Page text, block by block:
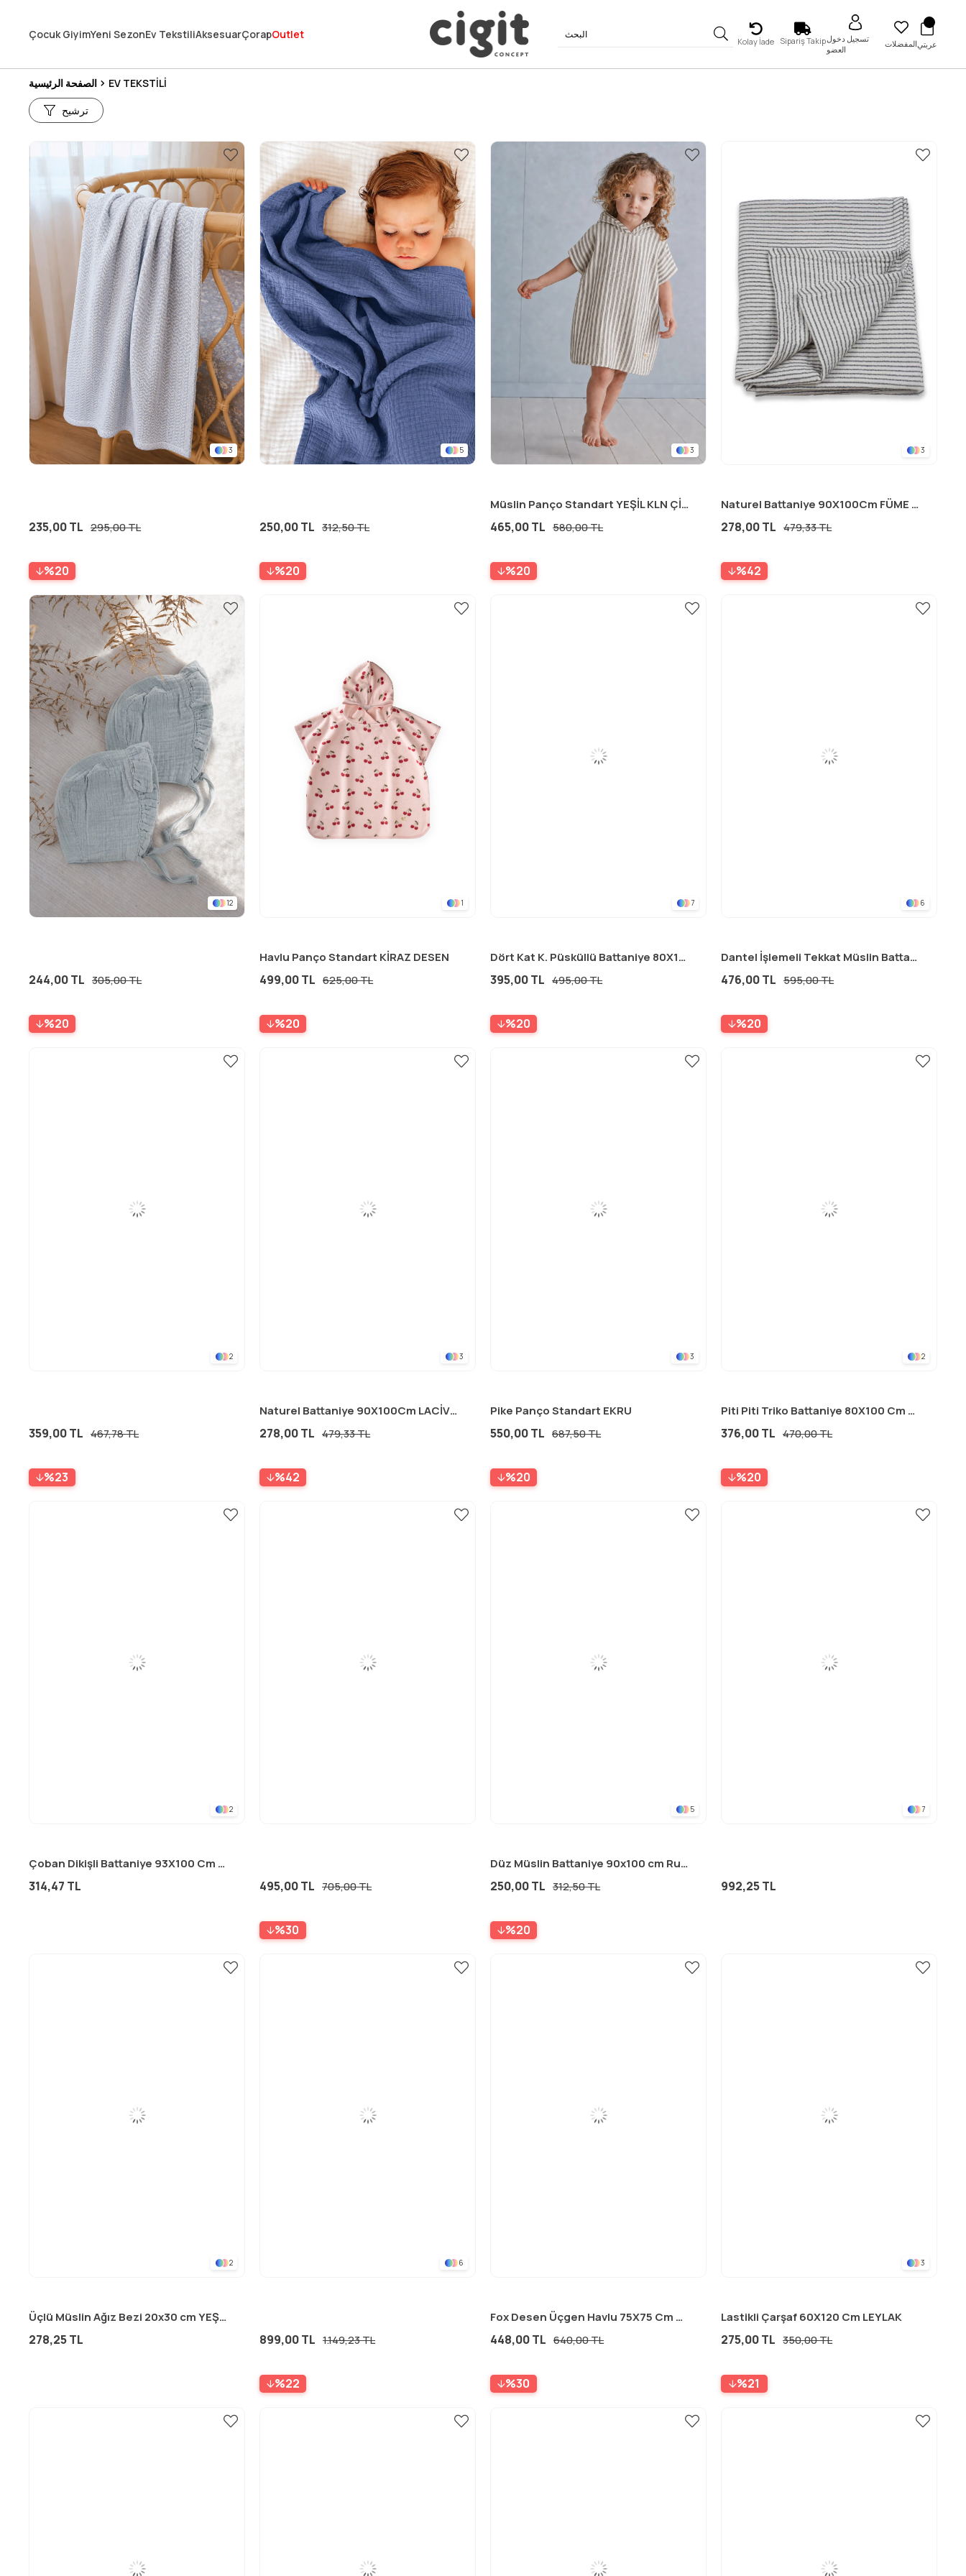
300₺ ve Üzeri Alışverişlerde Kargo Ücretsiz !
Koşulsuz Şartsız İade İmkanı
Çocuk GiyimYeni SezonEv TekstiliAksesuarÇorapOutlet
Kolay İade Sipariş Takipتسجيل دخول
العضو
المفضلاتعربتي
الصفحة الرئيسية
EV TEKSTİLİ
ترشيح
3
235,00 TL 295,00 TL
%20
5
250,00 TL 312,50 TL
%20
3
Müslin Panço Standart YEŞİL KLN ÇİZG
465,00 TL 580,00 TL
%20
3
Naturel Battaniye 90X100Cm FÜME İNC ÇİZG
278,00 TL 479,33 TL
%42
12
244,00 TL 305,00 TL
%20
1
Havlu Panço Standart KİRAZ DESEN
499,00 TL 625,00 TL
%20
7
Dört Kat K. Püsküllü Battaniye 80X120 Cm NATUREL
395,00 TL 495,00 TL
%20
6
Dantel İşlemeli Tekkat Müslin Battaniye 100X100 cm +/- 3 cm A.KAHVE
476,00 TL 595,00 TL
%20
2
359,00 TL 467,78 TL
%23
3
Naturel Battaniye 90X100Cm LACİVERT KLN ÇİZGİ
278,00 TL 479,33 TL
%42
3
Pike Panço Standart EKRU
550,00 TL 687,50 TL
%20
2
Piti Piti Triko Battaniye 80X100 Cm PEMBE
376,00 TL 470,00 TL
%20
2
Çoban Dikişli Battaniye 93X100 Cm (+/- 3 Cm ) HARDAL SARI
314,47 TL 495,00 TL 705,00 TL
%30
5
Düz Müslin Battaniye 90x100 cm Rust
250,00 TL 312,50 TL
%20
7
992,25 TL
2
Üçlü Müslin Ağız Bezi 20x30 cm YEŞİL ÇİZGİLİ
278,25 TL
6
899,00 TL 1.149,23 TL
%22
Fox Desen Üçgen Havlu 75X75 Cm PUDRA PEMBE
448,00 TL 640,00 TL
%30
3
Lastikli Çarşaf 60X120 Cm LEYLAK
275,00 TL 350,00 TL
%21